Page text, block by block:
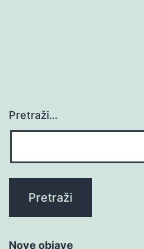
Pretraži…
Nove objave